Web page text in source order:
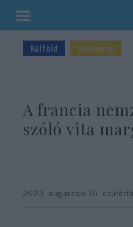
Kilépés
tartalomba
Külföld Vélemény
A francia
szóló vita
2023. augusztus 10.